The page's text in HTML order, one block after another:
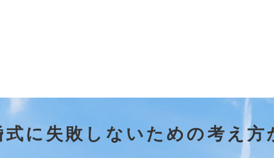
式に失敗しないための考え方